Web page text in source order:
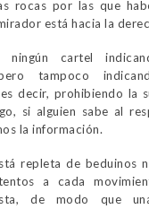
rocas por las que
está hacia la
ningún cartel
tampoco
decir, prohibiendo la
si alguien sabe al
la información.
repleta de beduinos
a cada
de modo que